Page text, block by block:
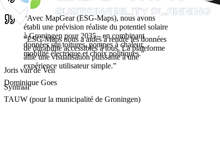
“ESG-Maps nous a aidés à rendre les données
de durabilité accessibles à tous. La plateforme
allie une visualisation puissante à une
expérience utilisateur simple.”
Dominique Goes
TAUW (pour la municipalité de Groningen)
“Avec MapGear (ESG-Maps), nous avons
établi une prévision réaliste du potentiel solaire
à Groningen pour 2035 - en combinant
données sur toitures, pompes à chaleur,
mobilité électrique et choix politiques.”
Joris van de Ven
Syntraal